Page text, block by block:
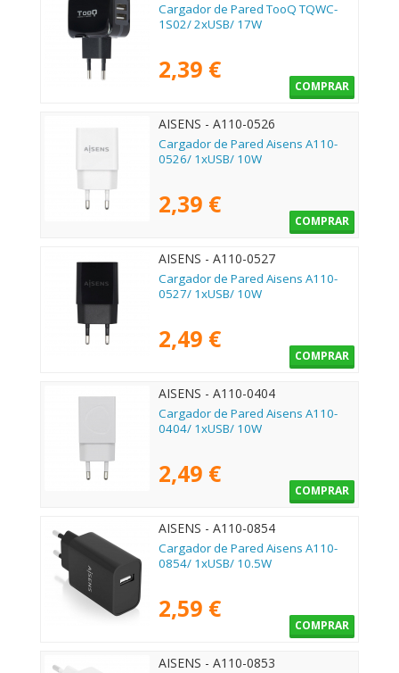
Cargador de Pared TooQ TQWC-
1S02/ 2xUSB/ 17W
2,39 €
COMPRAR
AISENS - A110-0526
Cargador de Pared Aisens A110-
0526/ 1xUSB/ 10W
2,39 €
COMPRAR
AISENS - A110-0527
Cargador de Pared Aisens A110-
0527/ 1xUSB/ 10W
2,49 €
COMPRAR
AISENS - A110-0404
Cargador de Pared Aisens A110-
0404/ 1xUSB/ 10W
2,49 €
COMPRAR
AISENS - A110-0854
Cargador de Pared Aisens A110-
0854/ 1xUSB/ 10.5W
2,59 €
COMPRAR
AISENS - A110-0853